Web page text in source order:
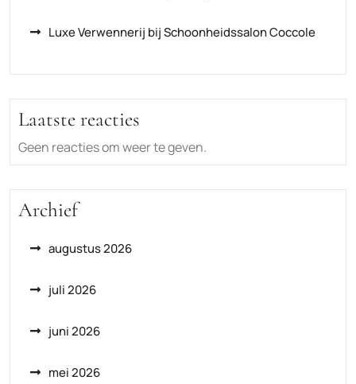
Luxe Verwennerij bij Schoonheidssalon Coccole
Laatste reacties
Geen reacties om weer te geven.
Archief
augustus 2026
juli 2026
juni 2026
mei 2026